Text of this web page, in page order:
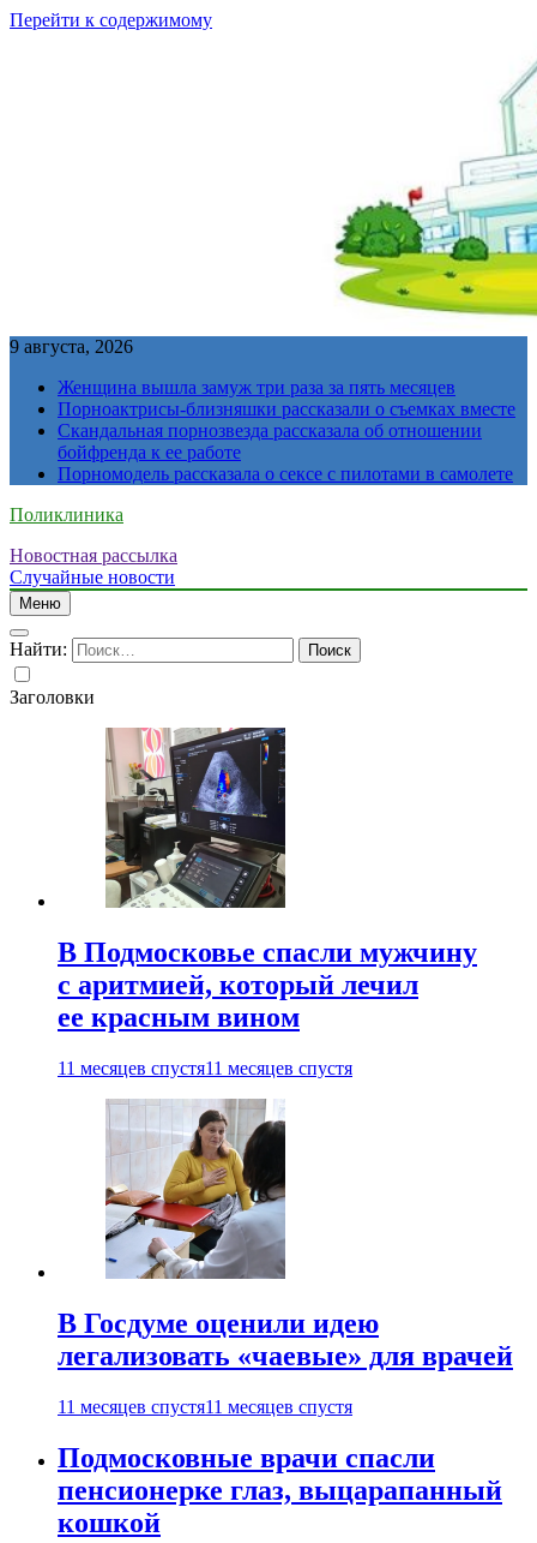
Перейти к содержимому
9 августа, 2026
Женщина вышла замуж три раза за пять месяцев
Порноактрисы-близняшки рассказали о съемках вместе
Скандальная порнозвезда рассказала об отношении
бойфренда к ее работе
Порномодель рассказала о сексе с пилотами в самолете
Поликлиника
Новостная рассылка
Случайные новости
Меню
Найти:
Заголовки
В Подмосковье спасли мужчину
с аритмией, который лечил
ее красным вином
11 месяцев спустя11 месяцев спустя
В Госдуме оценили идею
легализовать «чаевые» для врачей
11 месяцев спустя11 месяцев спустя
Подмосковные врачи спасли
пенсионерке глаз, выцарапанный
кошкой